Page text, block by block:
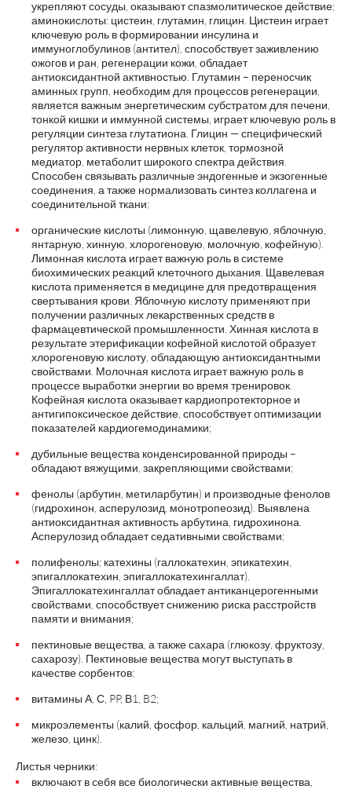
укрепляют сосуды, оказывают спазмолитическое действие;
аминокислоты: цистеин, глутамин, глицин. Цистеин играет
ключевую роль в формировании инсулина и
иммуноглобулинов (антител), способствует заживлению
ожогов и ран, регенерации кожи, обладает
антиоксидантной активностью. Глутамин – переносчик
аминных групп, необходим для процессов регенерации,
является важным энергетическим субстратом для печени,
тонкой кишки и иммунной системы, играет ключевую роль в
регуляции синтеза глутатиона. Глицин — специфический
регулятор активности нервных клеток, тормозной
медиатор, метаболит широкого спектра действия.
Способен связывать различные эндогенные и экзогенные
соединения, а также нормализовать синтез коллагена и
соединительной ткани;
органические кислоты (лимонную, щавелевую, яблочную,
янтарную, хинную, хлорогеновую, молочную, кофейную).
Лимонная кислота играет важную роль в системе
биохимических реакций клеточного дыхания. Щавелевая
кислота применяется в медицине для предотвращения
свертывания крови. Яблочную кислоту применяют при
получении различных лекарственных средств в
фармацевтической промышленности. Хинная кислота в
результате этерификации кофейной кислотой образует
хлорогеновую кислоту, обладающую антиоксидантными
свойствами. Молочная кислота играет важную роль в
процессе выработки энергии во время тренировок.
Кофейная кислота оказывает кардиопротекторное и
антигипоксическое действие, способствует оптимизации
показателей кардиогемодинамики;
дубильные вещества конденсированной природы –
обладают вяжущими, закрепляющими свойствами;
фенолы (арбутин, метиларбутин) и производные фенолов
(гидрохинон, асперулозид, монотропеозид). Выявлена
антиоксидантная активность арбутина, гидрохинона.
Асперулозид обладает седативными свойствами;
полифенолы; катехины (галлокатехин, эпикатехин,
эпигаллокатехин, эпигаллокатехингаллат).
Эпигаллокатехингаллат обладает антиканцерогенными
свойствами, способствует снижению риска расстройств
памяти и внимания;
пектиновые вещества, а также сахара (глюкозу, фруктозу,
сахарозу). Пектиновые вещества могут выступать в
качестве сорбентов;
витамины А, С, PP, В1, B2;
микроэлементы (калий, фосфор, кальций, магний, натрий,
железо, цинк).
Листья черники:
включают в себя все биологически активные вещества,